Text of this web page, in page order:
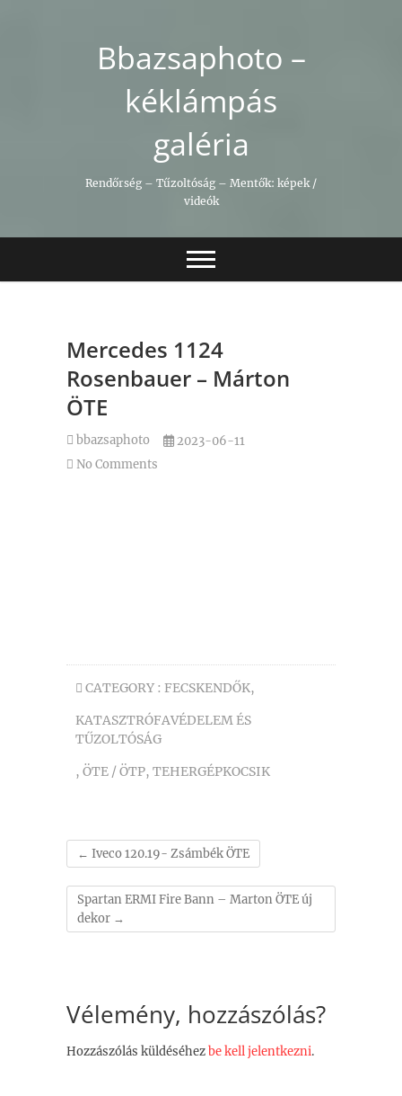
Bbazsaphoto –
kéklámpás
galéria
Rendőrség – Tűzoltóság – Mentők: képek /
videók
Mercedes 1124
Rosenbauer – Márton
ÖTE
bbazsaphoto
2023-06-11
No Comments
CATEGORY : FECSKENDŐK,
KATASZTRÓFAVÉDELEM ÉS
TŰZOLTÓSÁG
, ÖTE / ÖTP, TEHERGÉPKOCSIK
← Iveco 120.19- Zsámbék ÖTE
Spartan ERMI Fire Bann – Marton ÖTE új
dekor →
Vélemény, hozzászólás?
Hozzászólás küldéséhezbe kell jelentkezni.